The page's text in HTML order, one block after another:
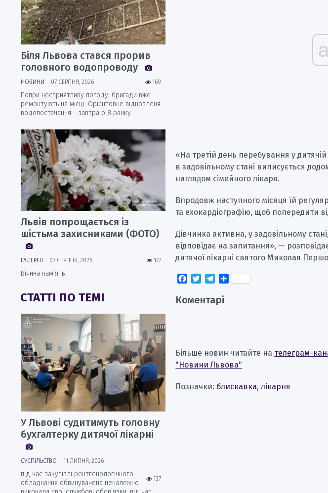
«На третій день перебування у
в задовільному стані виписується
наглядом сімейного лікаря.
Впродовж наступного місяця їй
та ехокардіографію, щоб попередити
Дівчинка активна, у задовільному
відповідає на запитання», —
дитячої лікарні святого Миколая
Facebook
TwitterTelegram
Поділитися
Коментарі
Більше новин читайте на телеграм-
"Новини Львова"
Позначки: блискавка,лікарня
Біля Львова стався прорив
головного водопроводу
169
НОВИНИ 07 СЕРПНЯ, 2026
Попри несприятливу погоду, бригади вже
ремонтують на місці. Орієнтовне відновленя
водопостачання - завтра о 8 ранку
Львів попрощається із
шістьма захисниками (ФОТО)
177
ГАЛЕРЕЯ 07 СЕРПНЯ, 2026
Вічнна пам’ять
СТАТТІ ПО ТЕМІ
У Львові судитимуть головну
бухгалтерку дитячої лікарні
СУСПІЛЬСТВО 11 ЛИПНЯ, 2026
137
під час закупівлі рентгенологічного
обладнання обвинувачена неналежно